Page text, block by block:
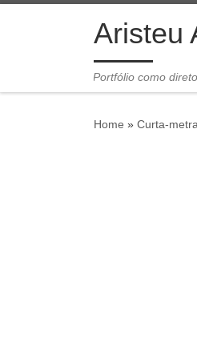
Skip to contentAristeu
Portfólio como
Home » Curta-